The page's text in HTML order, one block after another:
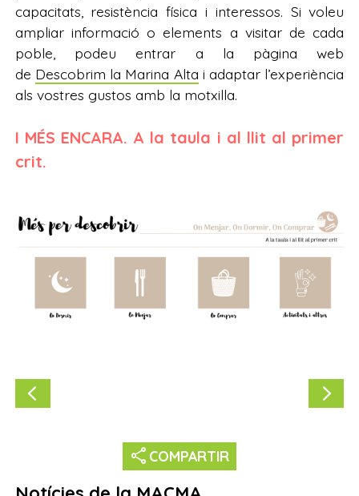
capacitats, resistència física i interessos. Si voleu
ampliar informació o elements a visitar de cada
poble, podeu entrar a la pàgina web
de Descobrim la Marina Alta i adaptar l’experiència
als vostres gustos amb la motxilla.
I MÉS ENCARA. A la taula i al llit al primer
crit.
share COMPARTIR